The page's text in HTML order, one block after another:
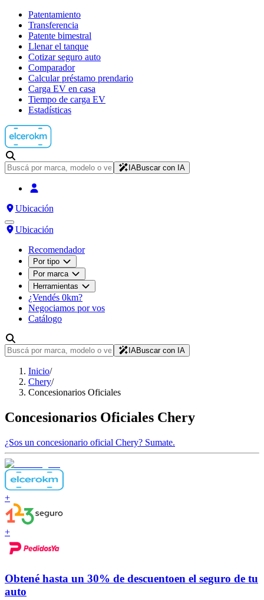
Patentamiento
Transferencia
Patente bimestral
Llenar el tanque
Cotizar seguro auto
Comparador
Calcular préstamo prendario
Carga EV en casa
Tiempo de carga EV
Estadísticas
IABuscar con IA
Ubicación
Ubicación
Recomendador
Por tipo
Por marca
Herramientas
¿Vendés 0km?
Negociamos por vos
Catálogo
IABuscar con IA
Inicio/
Chery/
Concesionarios Oficiales
Concesionarios Oficiales Chery
¿Sos un concesionario oficial Chery? Sumate.
+
+
Obtené hasta un 30% de descuentoen el seguro de tu
auto